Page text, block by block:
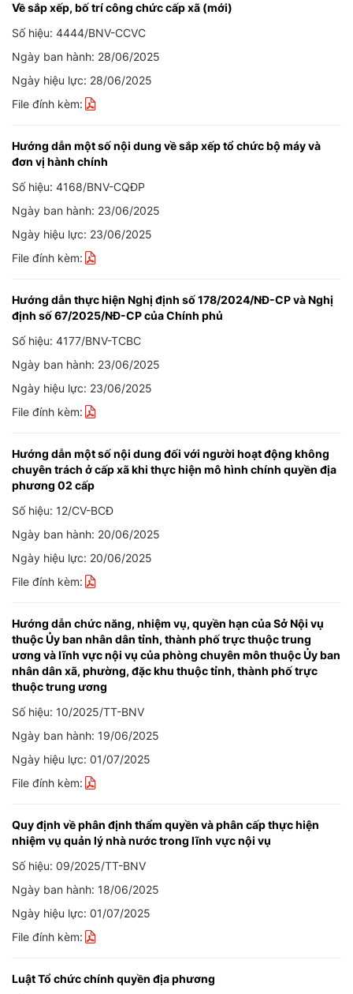
Về sắp xếp, bố trí công chức cấp xã (mới)
Số hiệu: 4444/BNV-CCVC
Ngày ban hành: 28/06/2025
Ngày hiệu lực: 28/06/2025
File đính kèm:
Hướng dẫn một số nội dung về sắp xếp tổ chức bộ máy và
đơn vị hành chính
Số hiệu: 4168/BNV-CQĐP
Ngày ban hành: 23/06/2025
Ngày hiệu lực: 23/06/2025
File đính kèm:
Hướng dẫn thực hiện Nghị định số 178/2024/NĐ-CP và Nghị
định số 67/2025/NĐ-CP của Chính phủ
Số hiệu: 4177/BNV-TCBC
Ngày ban hành: 23/06/2025
Ngày hiệu lực: 23/06/2025
File đính kèm:
Hướng dẫn một số nội dung đối với người hoạt động không
chuyên trách ở cấp xã khi thực hiện mô hình chính quyền địa
phương 02 cấp
Số hiệu: 12/CV-BCĐ
Ngày ban hành: 20/06/2025
Ngày hiệu lực: 20/06/2025
File đính kèm:
Hướng dẫn chức năng, nhiệm vụ, quyền hạn của Sở Nội vụ
thuộc Ủy ban nhân dân tỉnh, thành phố trực thuộc trung
ương và lĩnh vực nội vụ của phòng chuyên môn thuộc Ủy ban
nhân dân xã, phường, đặc khu thuộc tỉnh, thành phố trực
thuộc trung ương
Số hiệu: 10/2025/TT-BNV
Ngày ban hành: 19/06/2025
Ngày hiệu lực: 01/07/2025
File đính kèm:
Quy định về phân định thẩm quyền và phân cấp thực hiện
nhiệm vụ quản lý nhà nước trong lĩnh vực nội vụ
Số hiệu: 09/2025/TT-BNV
Ngày ban hành: 18/06/2025
Ngày hiệu lực: 01/07/2025
File đính kèm:
Luật Tổ chức chính quyền địa phương